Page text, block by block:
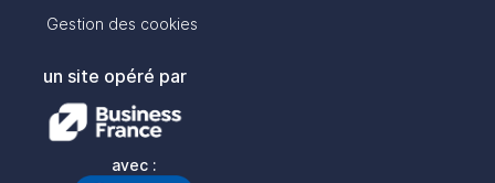
Gestion des cookies
un site opéré par
avec :